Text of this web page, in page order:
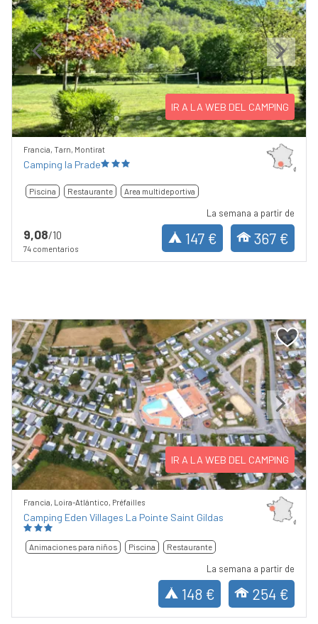
Previous Next
IR A LA WEB DEL CAMPING
Francia, Tarn, Montirat
Camping la Prade
Piscina Restaurante Area multideportiva
9,08/10
74 comentarios
La semana a partir de
147 € 367 €
Previous Next
IR A LA WEB DEL CAMPING
Francia, Loira-Atlántico, Préfailles
Camping Eden Villages La Pointe Saint Gildas
Animaciones para niños Piscina Restaurante
La semana a partir de
148 € 254 €